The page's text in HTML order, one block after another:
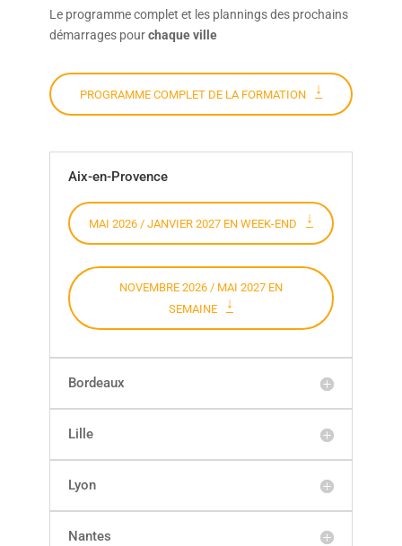
Le programme complet et les plannings des prochains
démarrages pour chaque ville
PROGRAMME COMPLET DE LA FORMATION
Aix-en-Provence
MAI 2026 / JANVIER 2027 EN WEEK-END
NOVEMBRE 2026 / MAI 2027 EN
SEMAINE
Bordeaux
Lille
Lyon
Nantes